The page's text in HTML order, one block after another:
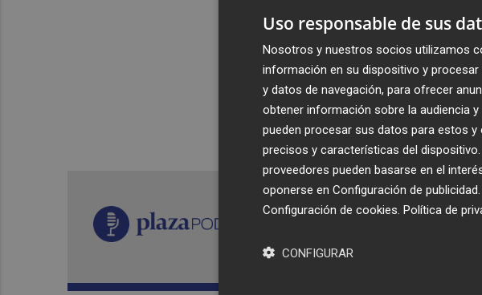
Recibe
Plaza
Uso responsable de sus
Nosotros y nuestros socios utilizamos
información en su dispositivo y
y datos de navegación, para ofrecer
obtener información sobre la audiencia y
pueden procesar sus datos para estos
precisos y características del
proveedores pueden basarse en el
oponerse en Configuración de publicidad
Configuración de cookies Política de
CONFIGURAR